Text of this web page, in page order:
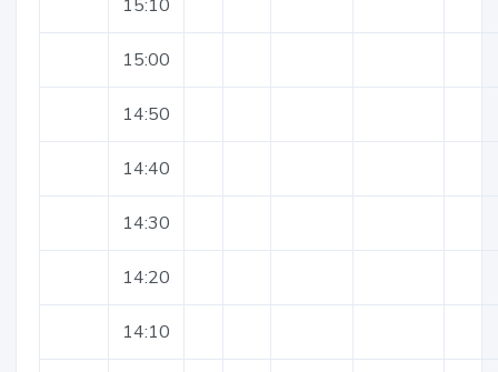
15:10
15:00
14:50
14:40
14:30
14:20
14:10